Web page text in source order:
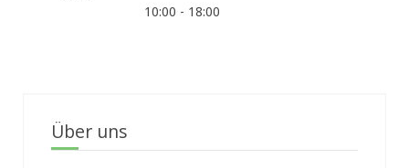
10:00 - 18:00
Über uns